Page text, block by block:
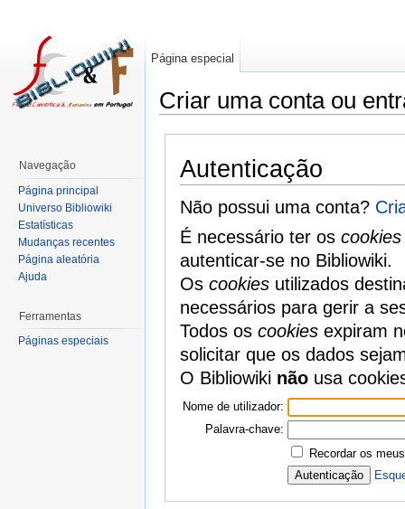
Criar uma conta ou
Autenticação
Não possui uma conta?
É necessário ter os cookies
autenticar-se no Bibliowiki.
Os cookiesutilizados
necessários para gerir a
Todos os cookiesexpiram
solicitar que os dados
O Bibliowiki nãousa
Nome de utilizador:
Palavra-chave:
Recordar os
Página especial
Navegação
Página principal
Universo Bibliowiki
Estatísticas
Mudanças recentes
Página aleatória
Ajuda
Ferramentas
Páginas especiais